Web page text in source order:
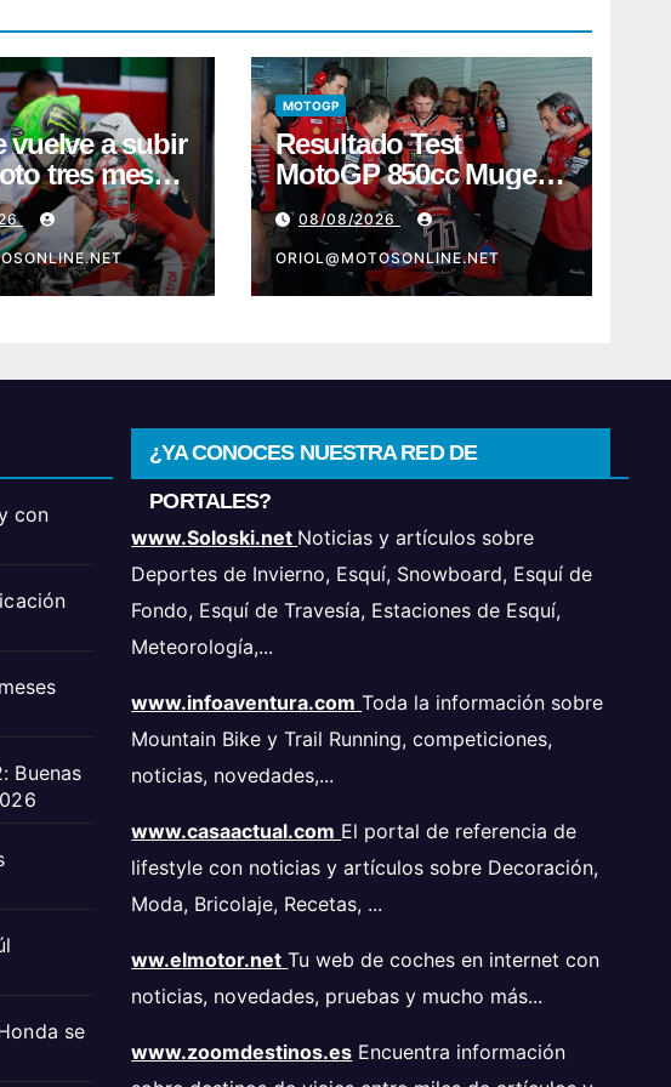
vuelve a subir
tres meses
de su grave
MOTOGP
Resultado Test
MotoGP 850cc Mugello
2: Buenas noticias
para Márquez y Acosta
08/08/2026
ORIOL@MOTOSONLINE.NET
con
Buenas
se
¿YA CONOCES NUESTRA RED DE
PORTALES?
www.Soloski.net Noticias y artículos sobre
Deportes de Invierno, Esquí, Snowboard, Esquí de
Fondo, Esquí de Travesía, Estaciones de Esquí,
Meteorología,...
www.infoaventura.com Toda la información sobre
Mountain Bike y Trail Running, competiciones,
noticias, novedades,...
www.casaactual.com El portal de referencia de
lifestyle con noticias y artículos sobre Decoración,
Moda, Bricolaje, Recetas, ...
ww.elmotor.net Tu web de coches en internet con
noticias, novedades, pruebas y mucho más...
www.zoomdestinos.es Encuentra información